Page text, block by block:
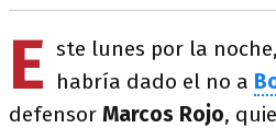
E ste lunes por la
habría dado el no a
defensor Marcos Rojo,